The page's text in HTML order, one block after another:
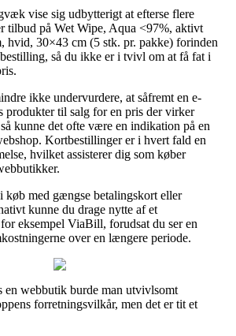
vise sig udbytterigt at efterse flere
tilbud på Wet Wipe, Aqua <97%, aktivt
hvid, 30×43 cm (5 stk. pr. pakke) forinden
så du ikke er i tvivl om at få fat i
ikke undervurdere, at såfremt en e-
produkter til salg for en pris der virker
kunne det ofte være en indikation på en
Kortbestillinger er i hvert fald en
hvilket assisterer dig som køber
køb med gængse betalingskort eller
kunne du drage nytte af et
eksempel ViaBill, forudsat du ser en
over en længere periode.
en webbutik burde man utvivlsomt
forretningsvilkår, men det er tit et